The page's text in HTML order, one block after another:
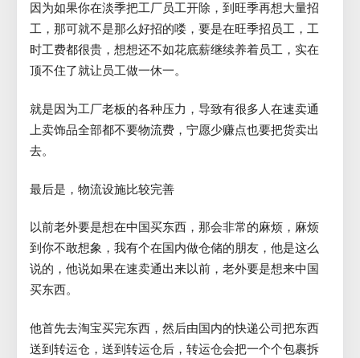
因为如果你在淡季把工厂员工开除，到旺季再想大量招
工，那可就不是那么好招的喽，要是在旺季招员工，工
时工费都很贵，想想还不如花底薪继续养着员工，实在
顶不住了就让员工做一休一。
就是因为工厂老板的各种压力，导致有很多人在速卖通
上卖饰品全部都不要物流费，宁愿少赚点也要把货卖出
去。
最后是，物流设施比较完善
以前老外要是想在中国买东西，那会非常的麻烦，麻烦
到你不敢想象，我有个在国内做仓储的朋友，他是这么
说的，他说如果在速卖通出来以前，老外要是想来中国
买东西。
他首先去淘宝买完东西，然后由国内的快递公司把东西
送到转运仓，送到转运仓后，转运仓会把一个个包裹拆